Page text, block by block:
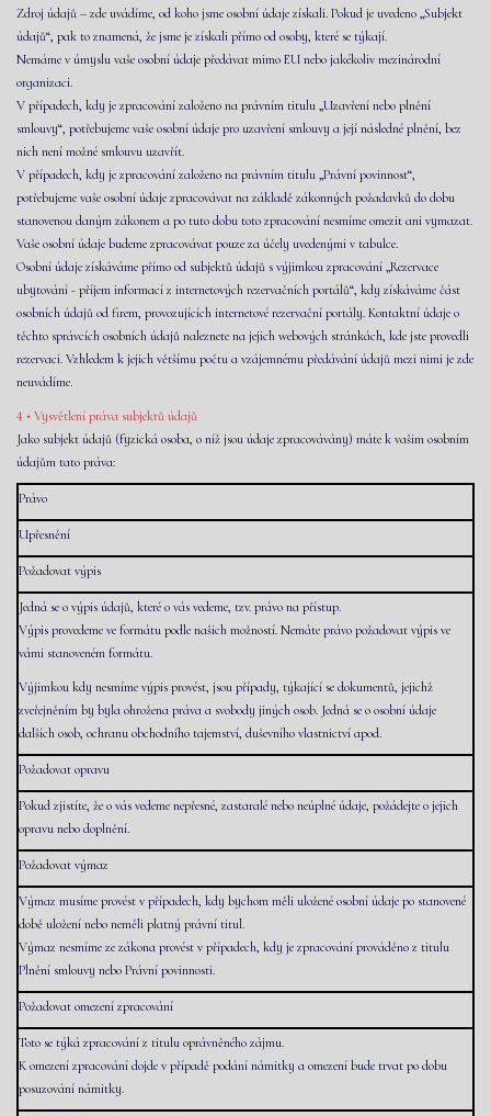
Zdroj údajů – zde uvádíme, od koho jsme osobní údaje získali. Pokud je uvedeno „Subjekt
údajů“, pak to znamená, že jsme je získali přímo od osoby, které se týkají.
Nemáme v úmyslu vaše osobní údaje předávat mimo EU nebo jakékoliv mezinárodní
organizaci.
V případech, kdy je zpracování založeno na právním titulu „Uzavření nebo plnění
smlouvy“, potřebujeme vaše osobní údaje pro uzavření smlouvy a její následné plnění, bez
nich není možné smlouvu uzavřít.
V případech, kdy je zpracování založeno na právním titulu „Právní povinnost“,
potřebujeme vaše osobní údaje zpracovávat na základě zákonných požadavků do dobu
stanovenou daným zákonem a po tuto dobu toto zpracování nesmíme omezit ani vymazat.
Vaše osobní údaje budeme zpracovávat pouze za účely uvedenými v tabulce.
Osobní údaje získáváme přímo od subjektů údajů s výjimkou zpracování „Rezervace
ubytování - příjem informací z internetových rezervačních portálů“, kdy získáváme část
osobních údajů od firem, provozujících internetové rezervační portály. Kontaktní údaje o
těchto správcích osobních údajů naleznete na jejich webových stránkách, kde jste provedli
rezervaci. Vzhledem k jejich většímu počtu a vzájemnému předávání údajů mezi nimi je zde
neuvádíme.
4 • Vysvětlení práva subjektů údajů
Jako subjekt údajů (fyzická osoba, o níž jsou údaje zpracovávány) máte k vašim osobním
údajům tato práva:
Právo
Upřesnění
Požadovat výpis
Jedná se o výpis údajů, které o vás vedeme, tzv. právo na přístup.
Výpis provedeme ve formátu podle našich možností. Nemáte právo požadovat výpis ve
vámi stanoveném formátu.
Výjimkou kdy nesmíme výpis provést, jsou případy, týkající se dokumentů, jejichž
zveřejněním by byla ohrožena práva a svobody jiných osob. Jedná se o osobní údaje
dalších osob, ochranu obchodního tajemství, duševního vlastnictví apod.
Požadovat opravu
Pokud zjistíte, že o vás vedeme nepřesné, zastaralé nebo neúplné údaje, požádejte o jejich
opravu nebo doplnění.
Požadovat výmaz
Výmaz musíme provést v případech, kdy bychom měli uložené osobní údaje po stanovené
době uložení nebo neměli platný právní titul.
Výmaz nesmíme ze zákona provést v případech, kdy je zpracování prováděno z titulu
Plnění smlouvy nebo Právní povinnosti.
Požadovat omezení zpracování
Toto se týká zpracování z titulu oprávněného zájmu.
K omezení zpracování dojde v případě podání námitky a omezení bude trvat po dobu
posuzování námitky.